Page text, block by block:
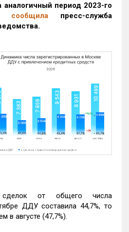
аналогичный период 2023-го
сообщила пресс-служба
от общего числа
ДДУ составила 44,7%, то
в августе (47,7%).